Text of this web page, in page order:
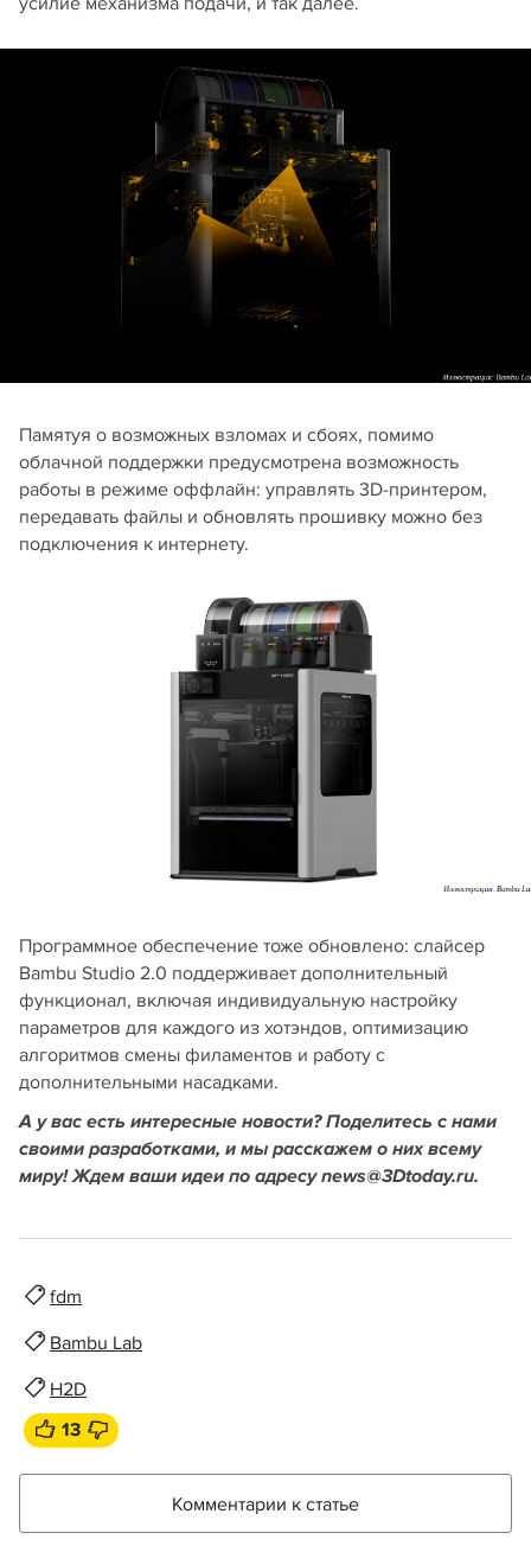
Памятуя о возможных взломах и сбоях, помимо
облачной поддержки предусмотрена возможность
работы в режиме оффлайн: управлять 3D-принтером,
передавать файлы и обновлять прошивку можно без
подключения к интернету.
Программное обеспечение тоже обновлено: слайсер
Bambu Studio 2.0 поддерживает дополнительный
функционал, включая индивидуальную настройку
параметров для каждого из хотэндов, оптимизацию
алгоритмов смены филаментов и работу с
дополнительными насадками.
А у вас есть интересные новости? Поделитесь с нами
своими разработками, и мы расскажем о них всему
миру! Ждем ваши идеи по адресу news@3Dtoday.ru.
fdm
Bambu Lab
H2D
13
Комментарии к статье